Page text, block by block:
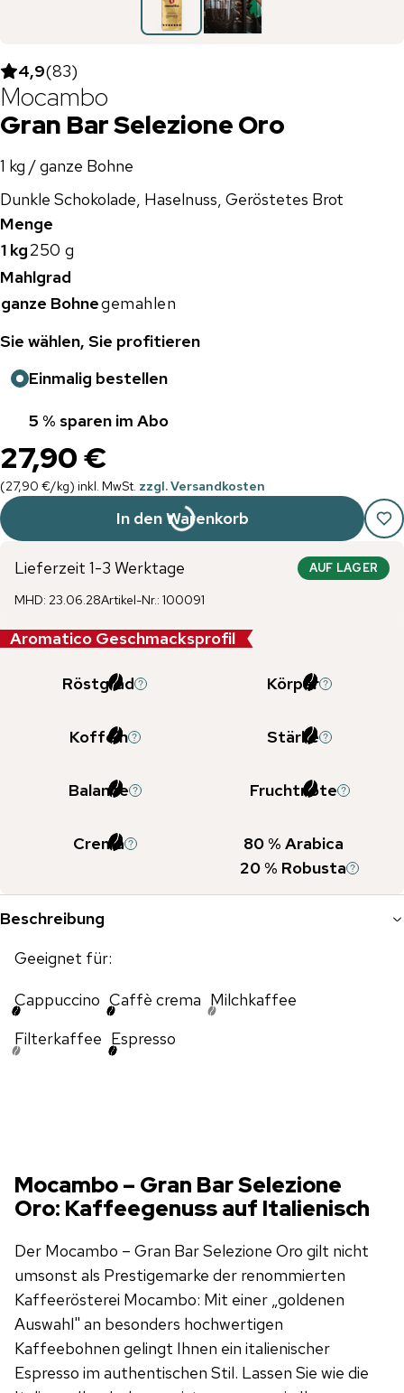
4,9(83)
Mocambo
Gran Bar Selezione Oro
1 kg / ganze Bohne
Dunkle Schokolade, Haselnuss, Geröstetes Brot
Menge
1 kg250 g
Mahlgrad
ganze Bohnegemahlen
Sie wählen, Sie profitieren
Einmalig bestellen
5 % sparen im Abo
27,90 €
(27,90 €/kg) inkl. MwSt. zzgl. Versandkosten
In den Warenkorb
Lieferzeit 1-3 Werktage AUF LAGER
MHD: 23.06.28Artikel-Nr.: 100091
Aromatico Geschmacksprofil
Röstgrad Körper
Koffein Stärke
Balance Fruchtnote
Crema 80% Arabica
20% Robusta
Beschreibung
Geeignet für:
Cappuccino Caffè crema Milchkaffee
Filterkaffee Espresso
Mocambo – Gran Bar Selezione
Oro: Kaffeegenuss auf Italienisch
Der Mocambo – Gran Bar Selezione Oro gilt nicht
umsonst als Prestigemarke der renommierten
Kaffeerösterei Mocambo: Mit einer „goldenen
Auswahl" an besonders hochwertigen
Kaffeebohnen gelingt Ihnen ein italienischer
Espresso im authentischen Stil. Lassen Sie wie die